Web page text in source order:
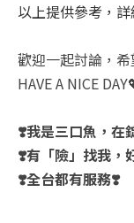
以上提供參考，
歡迎一起討論，
HAVE A NICE
❣️我是三口魚，在
❣️有「險」找我，
❣️全台都有服務❣️